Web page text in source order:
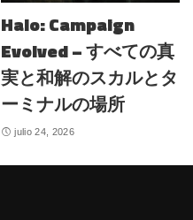
Halo: Campaign
Evolved – すべての真
実と和解のスカルとタ
ーミナルの場所
julio 24, 2026